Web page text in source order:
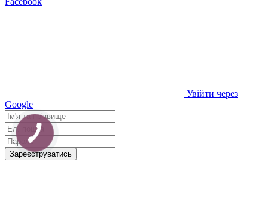
Увійти через
Google
Зареєструватись